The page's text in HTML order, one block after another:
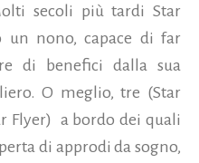
secoli più tardi Star
un nono, capace di far
di benefici dalla sua
O meglio, tre (Star
Flyer) a bordo dei quali
di approdi da sogno,